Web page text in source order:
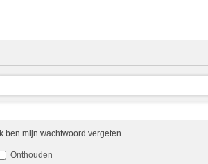
Ik ben mijn wachtwoord vergeten
Onthouden